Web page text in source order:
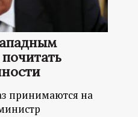
принимаются на